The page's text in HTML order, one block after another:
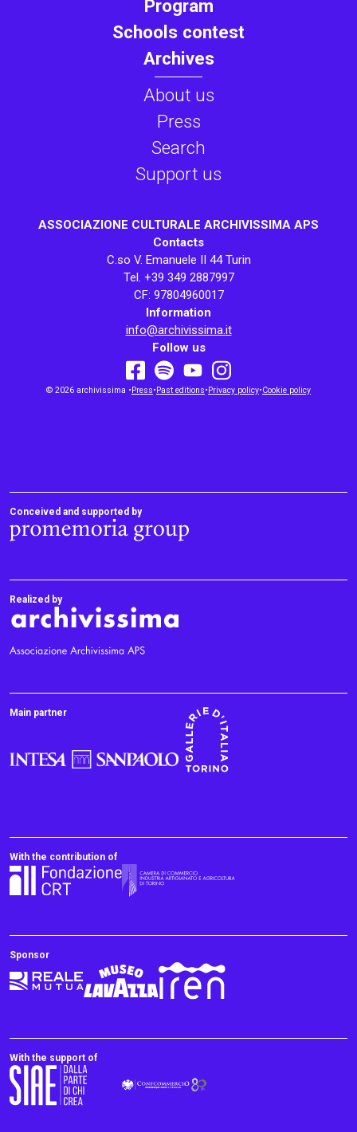
Program
Schools contest
Archives
About us
Press
Search
Support us
ASSOCIAZIONE CULTURALE ARCHIVISSIMA APS
Contacts
C.so V. Emanuele II 44 Turin
Tel. +39 349 2887997
CF: 97804960017
Information
info@archivissima.it
Follow us
facebookspotifyyoutubeinstagram
© 2026 archivissima • Press• Past editions• Privacy policy•Cookie policy
Conceived and supported by
Realized by
Main partner
With the contribution of
Sponsor
With the support of